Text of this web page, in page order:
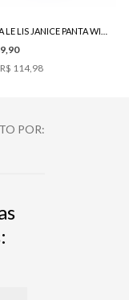
R$ 114,98
POR: